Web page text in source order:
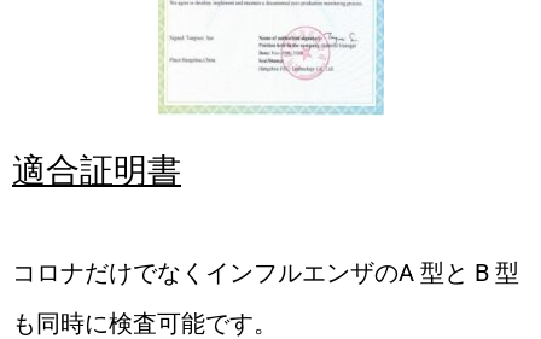
適合証明書
コロナだけでなくインフルエンザのA 型と B 型
も同時に検査可能です。